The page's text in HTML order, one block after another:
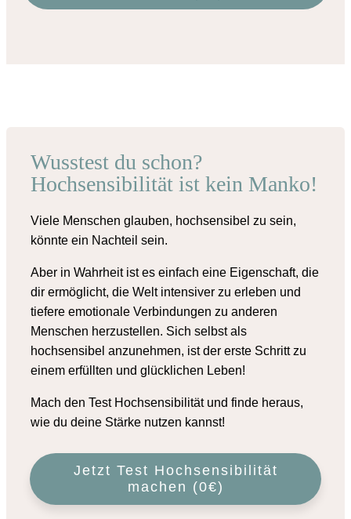
Wusstest du schon?
Hochsensibilität ist kein Manko!
Viele Menschen glauben, hochsensibel zu sein,
könnte ein Nachteil sein.
Aber in Wahrheit ist es einfach eine Eigenschaft, die
dir ermöglicht, die Welt intensiver zu erleben und
tiefere emotionale Verbindungen zu anderen
Menschen herzustellen. Sich selbst als
hochsensibel anzunehmen, ist der erste Schritt zu
einem erfüllten und glücklichen Leben!
Mach den Test Hochsensibilität und finde heraus,
wie du deine Stärke nutzen kannst!
Jetzt Test Hochsensibilität
machen (0€)
Deine Begleiterin auf dem